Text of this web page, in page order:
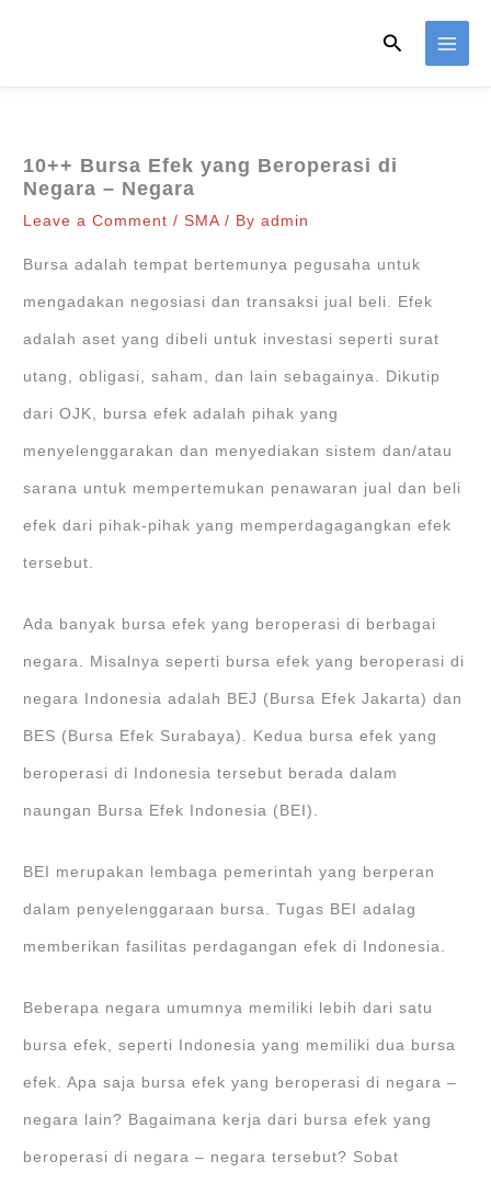
Search
10++ Bursa Efek yang Beroperasi di
Negara – Negara
Leave a Comment /SMA/ Byadmin
Bursa adalah tempat bertemunya pegusaha untuk
mengadakan negosiasi dan transaksi jual beli. Efek
adalah aset yang dibeli untuk investasi seperti surat
utang, obligasi, saham, dan lain sebagainya. Dikutip
dari OJK, bursa efek adalah pihak yang
menyelenggarakan dan menyediakan sistem dan/atau
sarana untuk mempertemukan penawaran jual dan beli
efek dari pihak-pihak yang memperdagagangkan efek
tersebut.
Ada banyak bursa efek yang beroperasi di berbagai
negara. Misalnya seperti bursa efek yang beroperasi di
negara Indonesia adalah BEJ (Bursa Efek Jakarta) dan
BES (Bursa Efek Surabaya). Kedua bursa efek yang
beroperasi di Indonesia tersebut berada dalam
naungan Bursa Efek Indonesia (BEI).
BEI merupakan lembaga pemerintah yang berperan
dalam penyelenggaraan bursa. Tugas BEI adalag
memberikan fasilitas perdagangan efek di Indonesia.
Beberapa negara umumnya memiliki lebih dari satu
bursa efek, seperti Indonesia yang memiliki dua bursa
efek. Apa saja bursa efek yang beroperasi di negara –
negara lain? Bagaimana kerja dari bursa efek yang
beroperasi di negara – negara tersebut? Sobat